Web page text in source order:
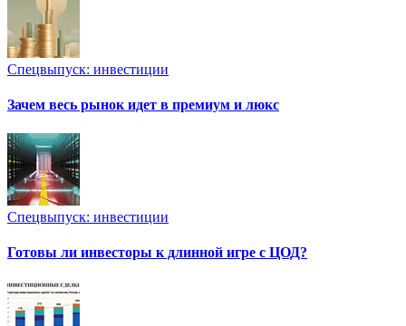
Спецвыпуск: инвестиции
Зачем весь рынок идет в премиум и люкс
Спецвыпуск: инвестиции
Готовы ли инвесторы к длинной игре с ЦОД?